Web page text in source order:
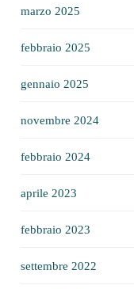
marzo 2025
febbraio 2025
gennaio 2025
novembre 2024
febbraio 2024
aprile 2023
febbraio 2023
settembre 2022